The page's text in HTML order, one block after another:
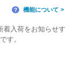
？ 機能について
着入荷をお知らせす
す。